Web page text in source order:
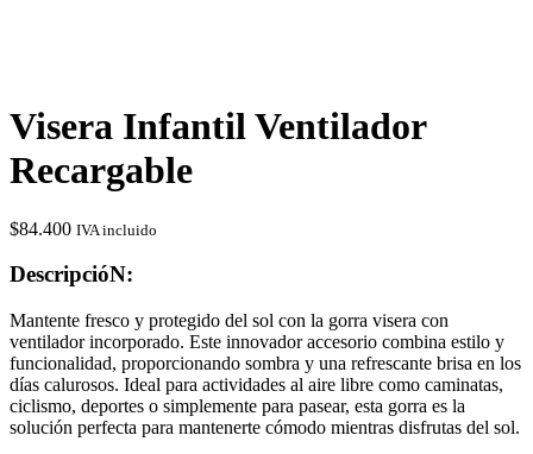
Visera Infantil Ventilador
Recargable
$84.400 IVA incluido
DescripcióN:
Mantente fresco y protegido del sol con la gorra visera con
ventilador incorporado. Este innovador accesorio combina estilo y
funcionalidad, proporcionando sombra y una refrescante brisa en los
días calurosos. Ideal para actividades al aire libre como caminatas,
ciclismo, deportes o simplemente para pasear, esta gorra es la
solución perfecta para mantenerte cómodo mientras disfrutas del sol.